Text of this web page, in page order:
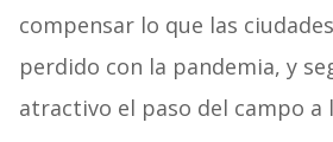
compensar lo que las
perdido con la pandemia, y
atractivo el paso del campo a